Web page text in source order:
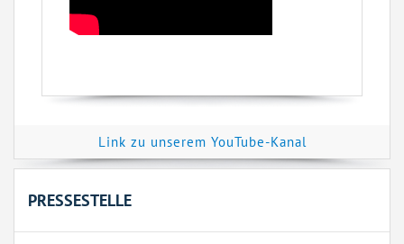
Link zu unserem YouTube-Kanal
PRESSESTELLE